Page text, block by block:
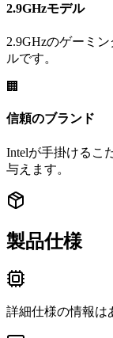
2.9GHzモデル
2.9GHzのゲーミ
ルです。
🏢
信頼のブランド
Intelが手掛けるこ
与えます。
製品仕様
詳細仕様の情報は